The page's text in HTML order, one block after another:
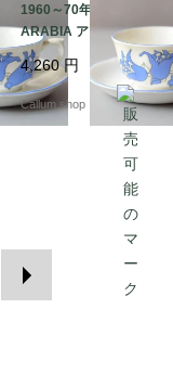
1960～70年代 訳あり
ARABIA アラビア Lilja
カップ＆ソーサー リリ
ヤ Laila Hakala 北欧 食
器 フィンランド 陶器
ヴィンテージ_it4699
4,260円
Callum shop